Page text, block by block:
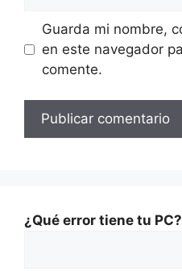
Guarda mi nombre,
en este navegador
comente.
¿Qué error tiene tu PC?